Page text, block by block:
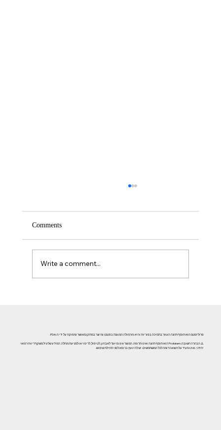
Comments
Write a comment...
פרוליסטם הוא תוסף תזונה העוזר בתמיכה בפוריות והיא פורמולה המוגנת בפטנט ומיוצר במתקן מאושר ומפוקח על ידי ה-FDA.
⚠️ הבהרה חשובה: Prolistem הוא תוסף תזונה ואינו תרופה. המוצר אינו מיועד לאבחון, לטיפול, לריפוי או למניעת מחלה. המידע שלעיל משקף דיווח רפואי
יחידני, ואינו מעיד על תוצאה דומה לכל המשתמשים. יש להיוועץ ברופא לפני תחילת שימוש.